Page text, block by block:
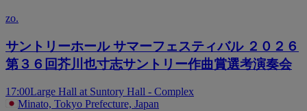
zo.
サントリーホール サマーフェスティバル ２０２６
第３６回芥川也寸志サントリー作曲賞選考演奏会
17:00Large Hall at Suntory Hall - Complex
Minato, Tokyo Prefecture, Japan